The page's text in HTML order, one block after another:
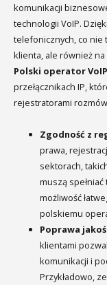
komunikacji
technologii VoIP.
telefonicznych, co nie
klienta, ale również
Polski operator VoIP
przełącznikach IP,
rejestratorami
Zgodność z
prawa,
sektorach,
muszą
możliwość
polskiemu
Poprawa
klientami
komunikacji i
Przykładowo,